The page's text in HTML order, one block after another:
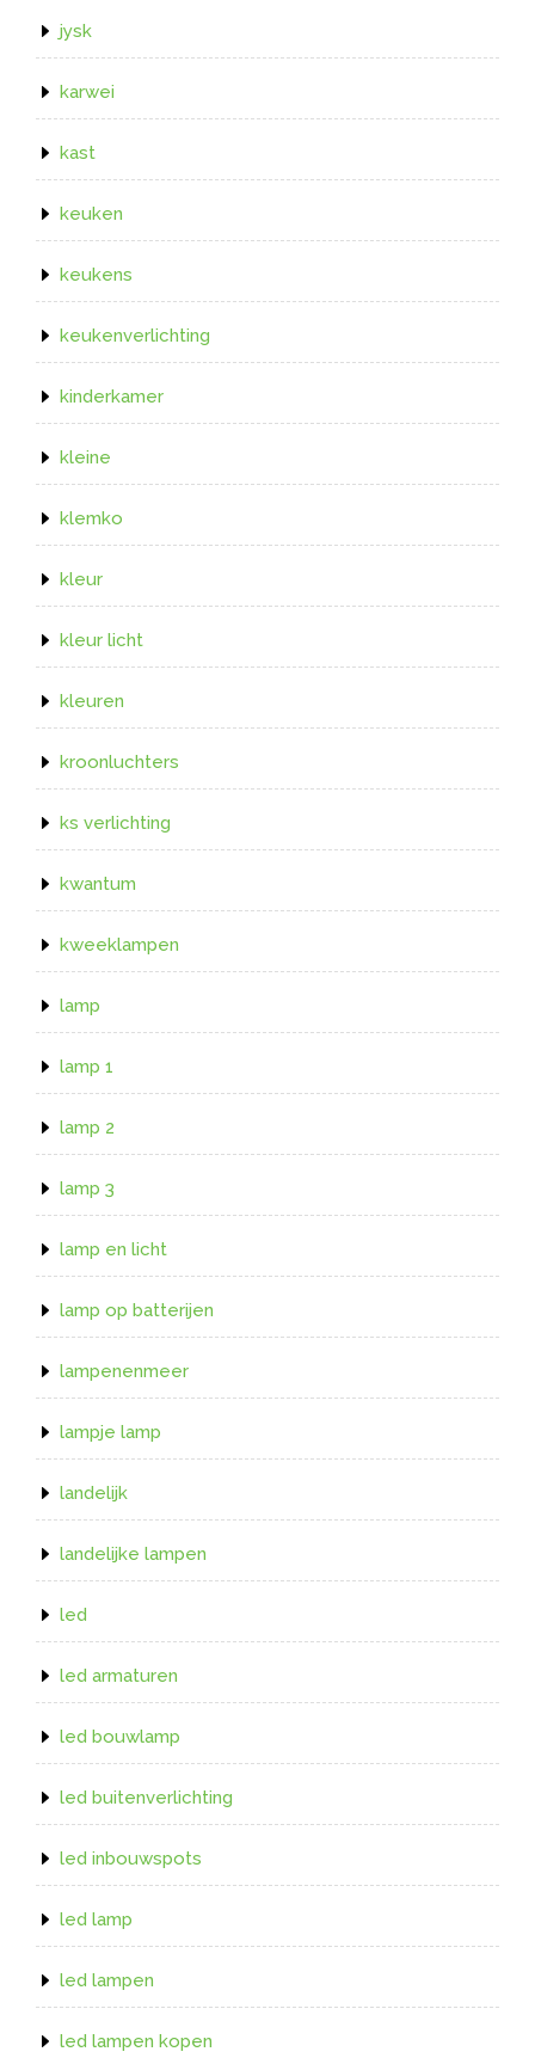
jysk
karwei
kast
keuken
keukens
keukenverlichting
kinderkamer
kleine
klemko
kleur
kleur licht
kleuren
kroonluchters
ks verlichting
kwantum
kweeklampen
lamp
lamp 1
lamp 2
lamp 3
lamp en licht
lamp op batterijen
lampenenmeer
lampje lamp
landelijk
landelijke lampen
led
led armaturen
led bouwlamp
led buitenverlichting
led inbouwspots
led lamp
led lampen
led lampen kopen